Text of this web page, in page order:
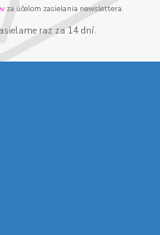
za účelom zasielania newslettera.
raz za 14 dní.